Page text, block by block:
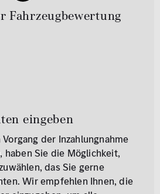
Fahrzeugbewertung
eingeben
der Inzahlungnahme
haben Sie die Möglichkeit,
das Sie gerne
Wir empfehlen Ihnen, die